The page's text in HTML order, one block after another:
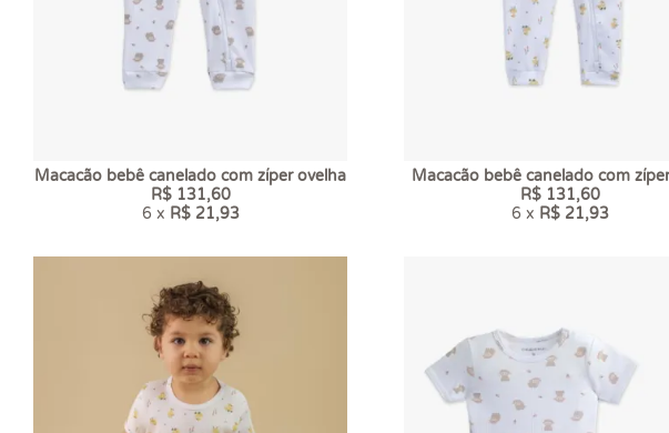
Macacão bebê canelado com zíper ovelha
R$ 131,60
6 x R$ 21,93
Macacão bebê canelado com
R$ 131,60
6 x R$ 21,93